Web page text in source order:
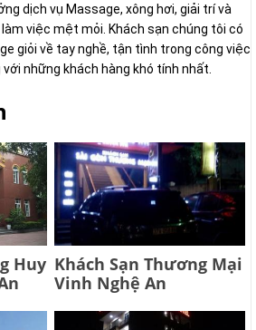
dịch vụ Massage, xông hơi, giải trí và
việc mệt mỏi. Khách sạn chúng tôi có
giỏi về tay nghề, tận tình trong công việc
những khách hàng khó tính nhất.
Huy Khách Sạn Thương Mại
Vinh Nghệ An